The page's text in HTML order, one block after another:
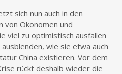
sich nun auch in den
von Ökonomen und
viel zu optimistisch ausfallen
wie sie etwa auch
China existieren. Vor dem
rückt deshalb wieder die